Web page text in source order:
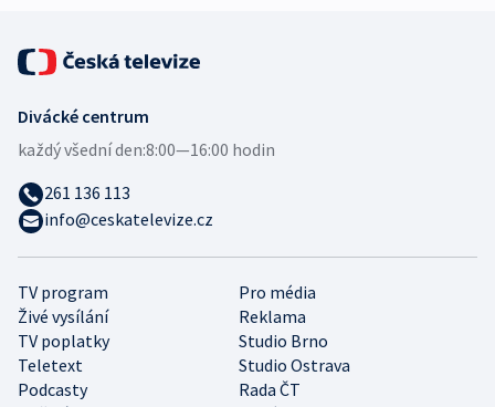
TV program
Pro média
Živé vysílání
Reklama
TV poplatky
Studio Brno
Teletext
Studio Ostrava
Podcasty
Rada ČT
Divácké centrum
každý všední den:8:00—16:00 hodin
261 136 113
info@ceskatelevize.cz